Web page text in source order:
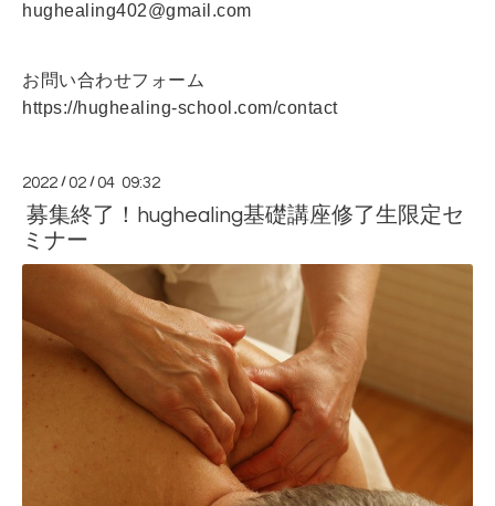
hughealing402@gmail.com
お問い合わせフォーム
https://hughealing-school.com/contact
2022 /02 /04 09:32
募集終了！hughealing基礎講座修了生限定セ
ミナー